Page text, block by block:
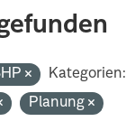
Kategorien:
Planung